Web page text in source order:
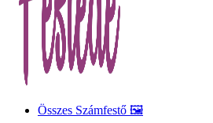
Összes Számfestő 🖼️